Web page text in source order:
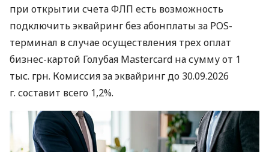
при открытии счета ФЛП есть возможность
подключить эквайринг без абонплаты за POS-
терминал в случае осуществления трех оплат
бизнес-картой Голубая Mastercard на сумму от 1
тыс. грн. Комиссия за эквайринг до 30.09.2026
г. составит всего 1,2%.